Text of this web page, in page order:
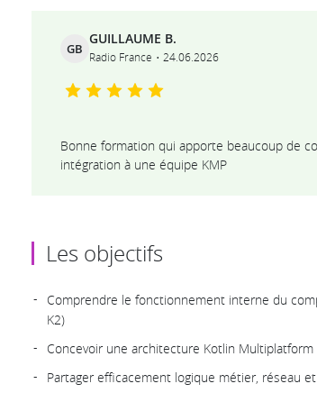
GB
GUILLAUME B.
Radio France 24.06.2026
Bonne formation qui apporte beaucoup de
intégration à une équipe KMP
Les objectifs
Comprendre le fonctionnement interne du
K2)
Concevoir une architecture Kotlin
Partager efficacement logique métier, réseau